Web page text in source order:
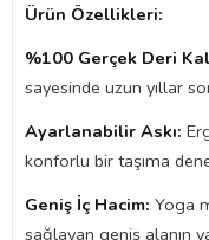
Ürün Özellikleri:
%100 Gerçek Deri
sayesinde uzun yıllar
Ayarlanabilir Askı:
konforlu bir taşıma
Geniş İç Hacim: Yoga
sağlayan geniş alanın